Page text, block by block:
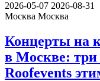
2026-05-07 2026-08-31
Москва Москва
Концерты на
в Москве:
Roofevents